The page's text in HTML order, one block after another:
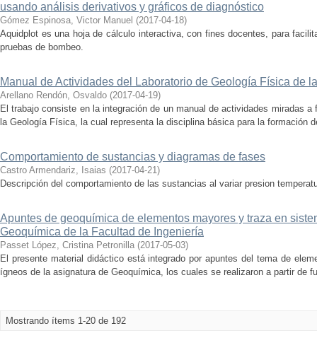
usando análisis derivativos y gráficos de diagnóstico
Gómez Espinosa, Victor Manuel (2017-04-18)
Aquidplot es una hoja de cálculo interactiva, con fines docentes, para
pruebas de bombeo.
Manual de Actividades del Laboratorio de Geología Física de
Arellano Rendón, Osvaldo (2017-04-19)
El trabajo consiste en la integración de un manual de actividades miradas
la Geología Física, la cual representa la disciplina básica para la formación
Comportamiento de sustancias y diagramas de fases
Castro Armendariz, Isaias (2017-04-21)
Descripción del comportamiento de las sustancias al variar presion
Apuntes de geoquímica de elementos mayores y traza en
Geoquímica de la Facultad de Ingeniería
Passet López, Cristina Petronilla (2017-05-03)
El presente material didáctico está integrado por apuntes del tema de
ígneos de la asignatura de Geoquímica, los cuales se realizaron a partir de
Mostrando ítems 1-20 de 192